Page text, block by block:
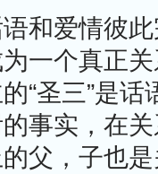
和爱情彼
一个真正
“圣三”是话
事实，在
父，子也